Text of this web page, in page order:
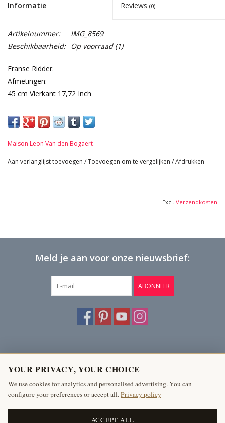
Informatie Reviews (0)
Artikelnummer:
IMG_8569
Beschikbaarheid: Op voorraad(1)
Franse Ridder.
Afmetingen:
45 cm Vierkant 17,72 Inch
15,8 Kg
Maison Leon Van den Bogaert
Aan verlanglijst toevoegen /Toevoegen om te vergelijken /Afdrukken
Excl. Verzendkosten
Meld je aan voor onze nieuwsbrief:
ABONNEER
Producten
Mijn account
The Antique Fireplace Bank
YOUR PRIVACY, YOUR CHOICE
We use cookies for analytics and personalised advertising. You can
configure your preferences or accept all.Privacy policy
ACCEPT ALL